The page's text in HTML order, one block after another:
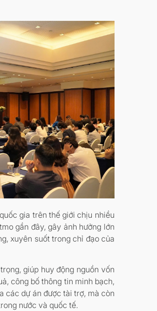
gia trên thế giới chịu nhiều
gần đây, gây ảnh hưởng lớn
xuyên suốt trong chỉ đạo của
giúp huy động nguồn vốn
công bố thông tin minh bạch,
các dự án được tài trợ, mà còn
nước và quốc tế.